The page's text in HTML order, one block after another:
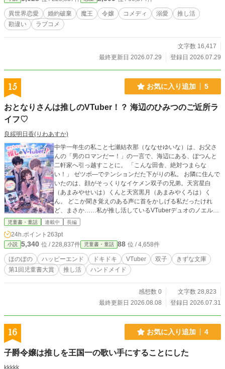
異世界恋愛 婚約破棄 魔王 令嬢 コメディ 溺愛
推し活
勘違い
ラブコメ
文字数 16,417
最終更新日 2026.07.29
登録日 2026.07.29
15 お気に入り追加 5
おとなりさんは推しのVTuber！？ 海辺のひみつのご近所ラ
イフ♡
良綏明日香(りわあすか)
中学一年生の私こと七瀬結衣那（ななせゆいな）は、お父さ
んの「男のロマンだー！」の一言で、海辺にある、ぽつんと
二軒家へ引っ越すことに。 「こんな田舎、絶対つまらな
い！」 ゼツボ―でテンションだた下がりの私。 お隣に住んで
いたのは、顔がそっくりなイケメン双子の兄弟。天宮星白
（あまみやせいは）くんと天宮黒月（あまみやくろは）く
ん。 どこか聞き覚えのある声に首をかしげる私だったけれ
ど、まさか……私が推し活しているVTuberデュオのノエルと
ネロ本人たちだったなんて！？ 私の趣味は、ハンドメイド。
服、それから小物を手作りすること。 ある日、部屋いっぱい
に飾られた手作りの推しぬいを見た双子は、その完成度の高
さにびっくり！ 「……ここまで、結衣那ちゃんの推し愛、感
じちゃったら、もう隠せないな」 「学校では絶対ヒミツにし
ておけよ？」 こうして私は、推しの秘密を守ることに。 新衣
は正体がバレそうなピンチを乗り越えたり……。 海辺の小さ
な町で始まる、推しとひみつのご近所ライフ。 推しとの距離
児童書・童話 連載中 長編
24h.ポイント 263pt
小説 5,340 位 / 228,837件 児童書・童話 88 位 / 4,658件
ほのぼの ハッピーエンド ドキドキ VTuber 双子
きずな文庫
第1回児童書大賞
推し活 ハンドメイド
感想数 0
文字数 28,823
最終更新日 2026.08.08
登録日 2026.07.31
16 お気に入り追加 4
子爵令嬢は推しを王国一の歌い手にすることにした
kkkkk